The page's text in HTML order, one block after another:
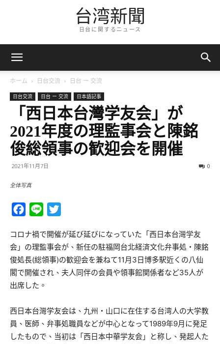
台湾新聞
日台に関するニュース
ホーム 日台交流 日台 ー 交流
日台交流 日台 ー 交流 日本語記事
「西日本台灣学友会」が
2021年度の理監事会と陳銘
俊総領事の歓迎会を開催
2021年11月7日 0
全体写真
Facebook
Line
コロナ禍で開催が延び延びになっていた「西日本台灣学友
会」の理監事会が、新任の駐福岡台北経済文化弁事処・陳銘
俊処長(総領事)の歓迎会を兼ねて11月3日博多駅近くの八仙
閣で開催され、夫人同伴の会員や領事館関係者など35人が
出席した。
西日本台灣学友会は、九州・山口に在住する台湾人の大学教
員、医師、弁事処職員などが中心となって1989年9月に発足
したもので、当初は「西日本中華学友会」と称し、発起人た